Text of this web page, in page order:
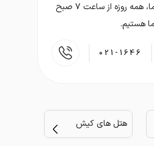
در تمامی سفر‌های شما، همه روزه از ساعت ۷ صبح
021-1646
هتل های کیش